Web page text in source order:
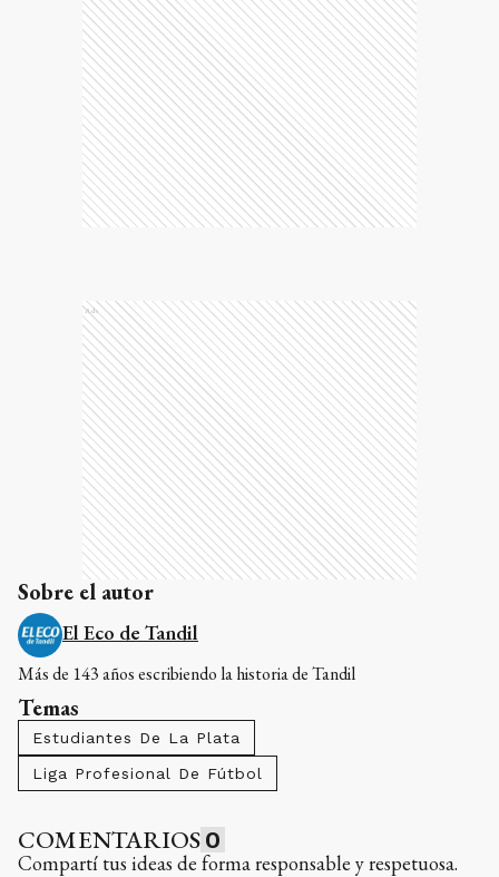
Ads
Sobre el autor
El Eco de Tandil
Más de 143 años escribiendo la historia de Tandil
Temas
Estudiantes De La Plata
Liga Profesional De Fútbol
COMENTARIOS 0
Compartí tus ideas de forma responsable y respetuosa.